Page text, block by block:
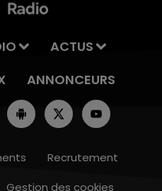
ACTUS
ANNONCEURS
Recrutement
Gestion des cookies